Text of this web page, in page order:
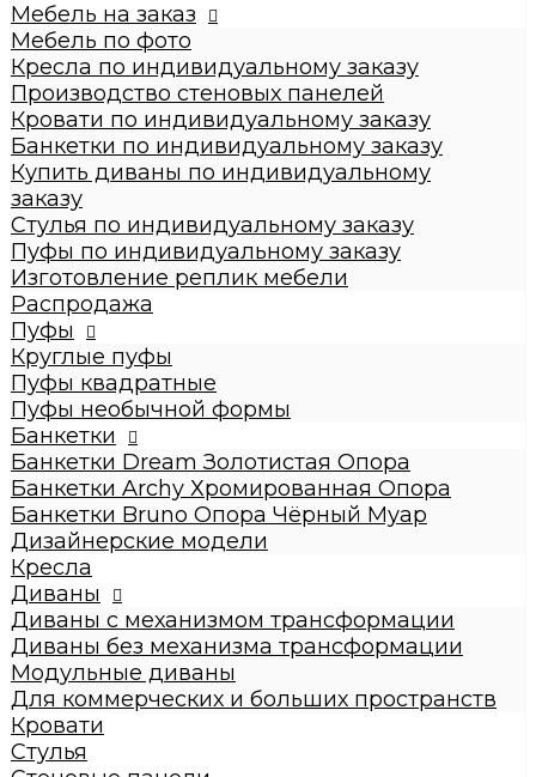
Производство стеновых панелей
Кровати по индивидуальному заказу
Банкетки по индивидуальному заказу
Купить диваны по индивидуальному заказу
Стулья по индивидуальному заказу
Пуфы по индивидуальному заказу
Пуфы
Круглые пуфы
Большие 60x60x50см
Средние 43x43x45см
Малые круглые 35x35x42см
Пуфы квадратные
Dream
Archy
Другие модели (с принтом, букле,
антивандальные, кожзам и т.п.)
Пуфы необычной формы
Банкетки
Банкетки Dream Золотистая Опора
Банкетки Archy Хромированная Опора
Банкетки Bruno Опора Чёрный Муар
Дизайнерские модели
Кресла
Диваны
Диваны с механизмом трансформации
Диваны без механизма трансформации
Модульные диваны
Для коммерческих и больших пространств
Кровати
Мебель на заказ
Мебель по фото
Кресла по индивидуальному заказу
Производство стеновых панелей
Кровати по индивидуальному заказу
Банкетки по индивидуальному заказу
Купить диваны по индивидуальному
заказу
Стулья по индивидуальному заказу
Пуфы по индивидуальному заказу
Изготовление реплик мебели
Распродажа
Пуфы
Круглые пуфы
Пуфы квадратные
Пуфы необычной формы
Банкетки
Банкетки Dream Золотистая Опора
Банкетки Archy Хромированная Опора
Банкетки Bruno Опора Чёрный Муар
Дизайнерские модели
Кресла
Диваны
Диваны с механизмом трансформации
Диваны без механизма трансформации
Модульные диваны
Для коммерческих и больших пространств
Кровати
Стулья